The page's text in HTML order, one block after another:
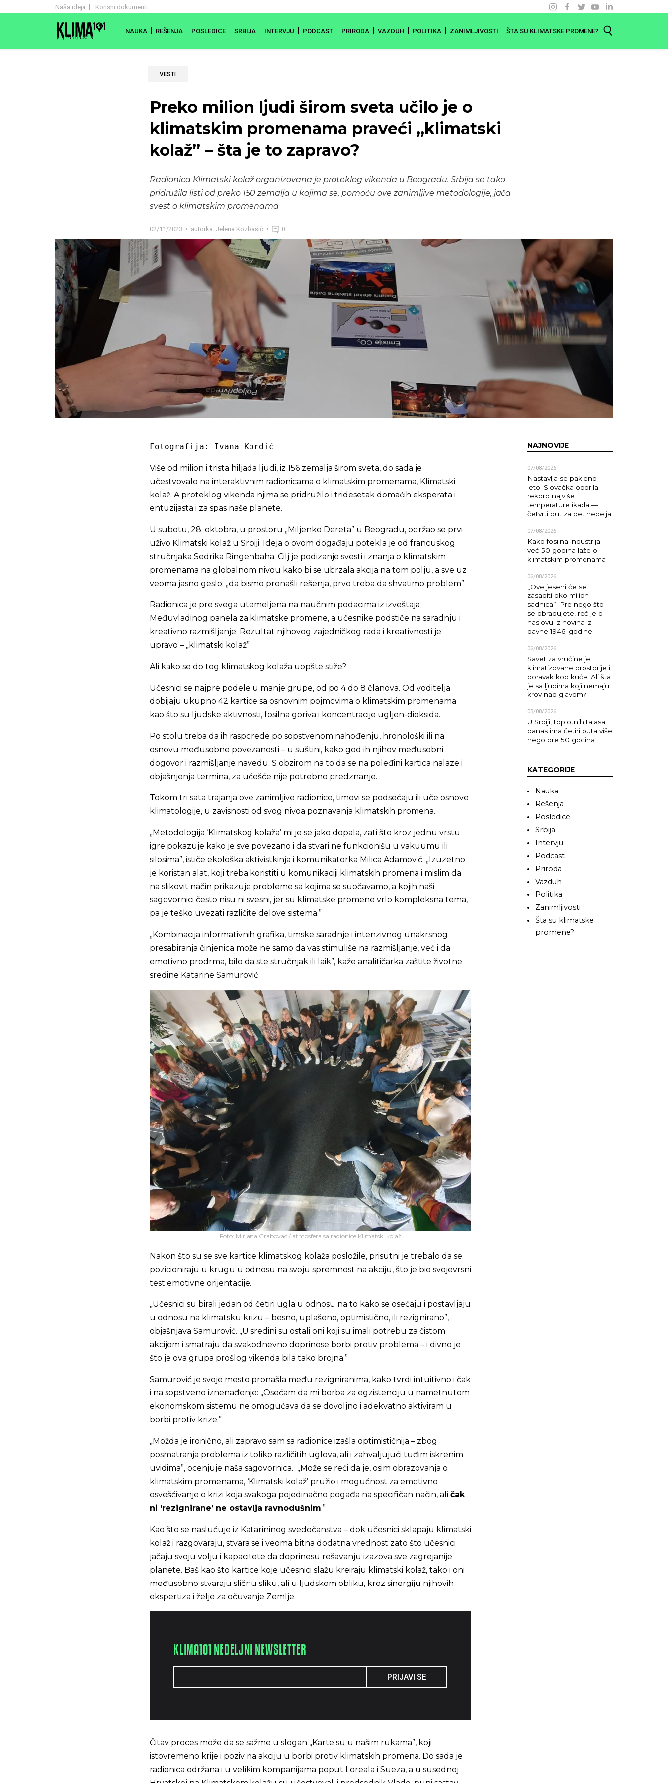
Naša ideja Korisni dokumenti
NAUKA REŠENJA POSLEDICE SRBIJA INTERVJU PODCAST PRIRODA VAZDUH POLITIKA ZANIMLJIVOSTI ŠTA SU KLIMATSKE PROMENE?
VESTI
Preko milion ljudi širom sveta učilo je o
klimatskim promenama praveći „klimatski
kolaž” – šta je to zapravo?
Radionica Klimatski kolaž organizovana je proteklog vikenda u Beogradu. Srbija se tako
pridružila listi od preko 150 zemalja u kojima se, pomoću ove zanimljive metodologije, jača
svest o klimatskim promenama
02/11/2023 autorka: Jelena Kozbašić 0
Fotografija: Ivana Kordić
Više od milion i trista hiljada ljudi, iz 156 zemalja širom sveta, do sada je
učestvovalo na interaktivnim radionicama o klimatskim promenama, Klimatski
kolaž. A proteklog vikenda njima se pridružilo i tridesetak domaćih eksperata i
entuzijasta i za spas naše planete.
U subotu, 28. oktobra, u prostoru „Miljenko Dereta” u Beogradu, održao se prvi
uživo Klimatski kolaž u Srbiji. Ideja o ovom događaju potekla je od francuskog
stručnjaka Sedrika Ringenbaha. Cilj je podizanje svesti i znanja o klimatskim
promenama na globalnom nivou kako bi se ubrzala akcija na tom polju, a sve uz
veoma jasno geslo: „da bismo pronašli rešenja, prvo treba da shvatimo problem”.
Radionica je pre svega utemeljena na naučnim podacima iz izveštaja
Međuvladinog panela za klimatske promene, a učesnike podstiče na saradnju i
kreativno razmišljanje. Rezultat njihovog zajedničkog rada i kreativnosti je
upravo – „klimatski kolaž”.
Ali kako se do tog klimatskog kolaža uopšte stiže?
Učesnici se najpre podele u manje grupe, od po 4 do 8 članova. Od voditelja
dobijaju ukupno 42 kartice sa osnovnim pojmovima o klimatskim promenama
kao što su ljudske aktivnosti, fosilna goriva i koncentracije ugljen-dioksida.
Po stolu treba da ih rasporede po sopstvenom nahođenju, hronološki ili na
osnovu međusobne povezanosti – u suštini, kako god ih njihov međusobni
dogovor i razmišljanje navedu. S obzirom na to da se na poleđini kartica nalaze i
objašnjenja termina, za učešće nije potrebno predznanje.
Tokom tri sata trajanja ove zanimljive radionice, timovi se podsećaju ili uče osnove
klimatologije, u zavisnosti od svog nivoa poznavanja klimatskih promena.
„Metodologija ‘Klimatskog kolaža’ mi je se jako dopala, zati što kroz jednu vrstu
igre pokazuje kako je sve povezano i da stvari ne funkcionišu u vakuumu ili
silosima”, ističe ekološka aktivistkinja i komunikatorka Milica Adamović. „Izuzetno
je koristan alat, koji treba koristiti u komunikaciji klimatskih promena i mislim da
na slikovit način prikazuje probleme sa kojima se suočavamo, a kojih naši
sagovornici često nisu ni svesni, jer su klimatske promene vrlo kompleksna tema,
pa je teško uvezati različite delove sistema.”
„Kombinacija informativnih grafika, timske saradnje i intenzivnog unakrsnog
presabiranja činjenica može ne samo da vas stimuliše na razmišljanje, već i da
emotivno prodrma, bilo da ste stručnjak ili laik”, kaže analitičarka zaštite životne
sredine Katarine Samurović.
Foto: Mirjana Grabovac / atmosfera sa radionice Klimatski kolaž
Nakon što su se sve kartice klimatskog kolaža posložile, prisutni je trebalo da se
pozicioniraju u krugu u odnosu na svoju spremnost na akciju, što je bio svojevrsni
test emotivne orijentacije.
„Učesnici su birali jedan od četiri ugla u odnosu na to kako se osećaju i postavljaju
u odnosu na klimatsku krizu – besno, uplašeno, optimistično, ili rezignirano”,
objašnjava Samurović. „U sredini su ostali oni koji su imali potrebu za čistom
akcijom i smatraju da svakodnevno doprinose borbi protiv problema – i divno je
što je ova grupa prošlog vikenda bila tako brojna.”
Samurović je svoje mesto pronašla među rezigniranima, kako tvrdi intuitivno i čak
i na sopstveno iznenađenje: „Osećam da mi borba za egzistenciju u nametnutom
ekonomskom sistemu ne omogućava da se dovoljno i adekvatno aktiviram u
borbi protiv krize.”
„Možda je ironično, ali zapravo sam sa radionice izašla optimističnija – zbog
posmatranja problema iz toliko različitih uglova, ali i zahvaljujući tuđim iskrenim
uvidima”, ocenjuje naša sagovornica. „Može se reći da je, osim obrazovanja o
klimatskim promenama, ‘Klimatski kolaž’ pružio i mogućnost za emotivno
osvešćivanje o krizi koja svakoga pojedinačno pogađa na specifičan način, ali čak
ni ‘rezignirane’ ne ostavlja ravnodušnim.”
Kao što se naslućuje iz Katarininog svedočanstva – dok učesnici sklapaju klimatski
kolaž i razgovaraju, stvara se i veoma bitna dodatna vrednost zato što učesnici
jačaju svoju volju i kapacitete da doprinesu rešavanju izazova sve zagrejanije
planete. Baš kao što kartice koje učesnici slažu kreiraju klimatski kolaž, tako i oni
međusobno stvaraju sličnu sliku, ali u ljudskom obliku, kroz sinergiju njihovih
ekspertiza i želje za očuvanje Zemlje.
KLIMA101 NEDELJNI NEWSLETTER
PRIJAVI SE
Čitav proces može da se sažme u slogan „Karte su u našim rukama”, koji
istovremeno krije i poziv na akciju u borbi protiv klimatskih promena. Do sada je
radionica održana i u velikim kompanijama poput Loreala i Sueza, a u susednoj
NAJNOVIJE
07/08/2026
Nastavlja se pakleno
leto: Slovačka oborila
rekord najviše
temperature ikada —
četvrti put za pet nedelja
07/08/2026
Kako fosilna industrija
već 50 godina laže o
klimatskim promenama
06/08/2026
„Ove jeseni će se
zasaditi oko milion
sadnica”: Pre nego što
se obradujete, reč je o
naslovu iz novina iz
davne 1946. godine
06/08/2026
Savet za vrućine je:
klimatizovane prostorije i
boravak kod kuće. Ali šta
je sa ljudima koji nemaju
krov nad glavom?
05/08/2026
U Srbiji, toplotnih talasa
danas ima četiri puta više
nego pre 50 godina
KATEGORIJE
Nauka
Rešenja
Posledice
Srbija
Intervju
Podcast
Priroda
Vazduh
Politika
Zanimljivosti
Šta su klimatske
promene?